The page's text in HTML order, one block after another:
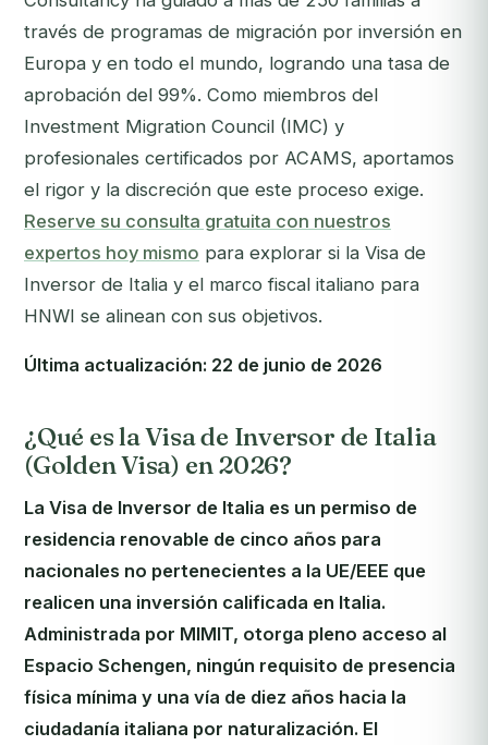
través de programas de migración por inversión en
Europa y en todo el mundo, logrando una tasa de
aprobación del 99%. Como miembros del
Investment Migration Council (IMC) y
profesionales certificados por ACAMS, aportamos
el rigor y la discreción que este proceso exige.
Reserve su consulta gratuita con nuestros
expertos hoy mismo para explorar si la Visa de
Inversor de Italia y el marco fiscal italiano para
HNWI se alinean con sus objetivos.
Última actualización: 22 de junio de 2026
¿Qué es la Visa de Inversor de Italia
(Golden Visa) en 2026?
La Visa de Inversor de Italia es un permiso de
residencia renovable de cinco años para
nacionales no pertenecientes a la UE/EEE que
realicen una inversión calificada en Italia.
Administrada por MIMIT, otorga pleno acceso al
Espacio Schengen, ningún requisito de presencia
física mínima y una vía de diez años hacia la
ciudadanía italiana por naturalización. El